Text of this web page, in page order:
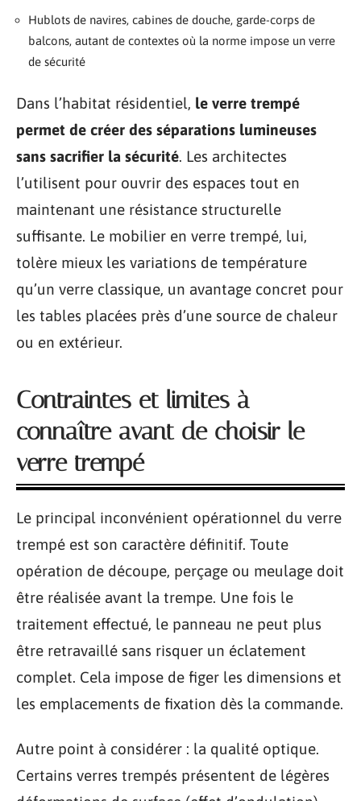
Hublots de navires, cabines de douche, garde-corps de
balcons, autant de contextes où la norme impose un verre
de sécurité
Dans l’habitat résidentiel, le verre trempé
permet de créer des séparations lumineuses
sans sacrifier la sécurité. Les architectes
l’utilisent pour ouvrir des espaces tout en
maintenant une résistance structurelle
suffisante. Le mobilier en verre trempé, lui,
tolère mieux les variations de température
qu’un verre classique, un avantage concret pour
les tables placées près d’une source de chaleur
ou en extérieur.
Contraintes et limites à
connaître avant de choisir le
verre trempé
Le principal inconvénient opérationnel du verre
trempé est son caractère définitif. Toute
opération de découpe, perçage ou meulage doit
être réalisée avant la trempe. Une fois le
traitement effectué, le panneau ne peut plus
être retravaillé sans risquer un éclatement
complet. Cela impose de figer les dimensions et
les emplacements de fixation dès la commande.
Autre point à considérer : la qualité optique.
Certains verres trempés présentent de légères